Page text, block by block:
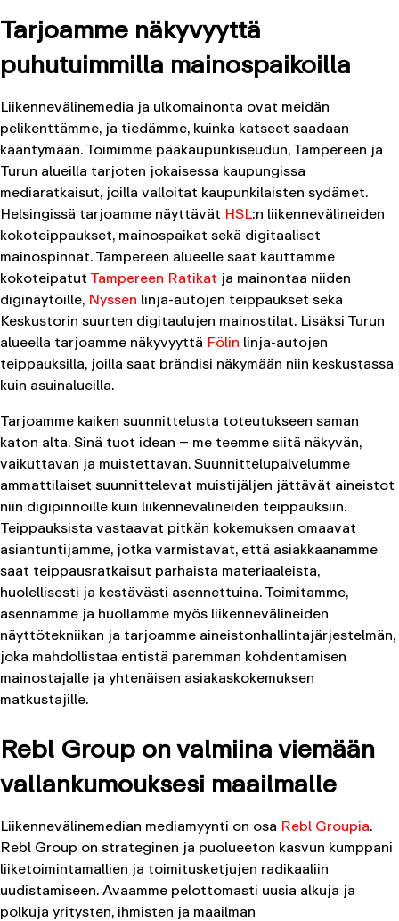
Tarjoamme näkyvyyttä
puhutuimmilla mainospaikoilla
Liikennevälinemedia ja ulkomainonta ovat meidän
pelikenttämme, ja tiedämme, kuinka katseet saadaan
kääntymään. Toimimme pääkaupunkiseudun, Tampereen ja
Turun alueilla tarjoten jokaisessa kaupungissa
mediaratkaisut, joilla valloitat kaupunkilaisten sydämet.
Helsingissä tarjoamme näyttävät HSL:n liikennevälineiden
kokoteippaukset, mainospaikat sekä digitaaliset
mainospinnat. Tampereen alueelle saat kauttamme
kokoteipatut Tampereen Ratikat ja mainontaa niiden
diginäytöille, Nyssen linja-autojen teippaukset sekä
Keskustorin suurten digitaulujen mainostilat. Lisäksi Turun
alueella tarjoamme näkyvyyttä Fölin linja-autojen
teippauksilla, joilla saat brändisi näkymään niin keskustassa
kuin asuinalueilla.
Tarjoamme kaiken suunnittelusta toteutukseen saman
katon alta. Sinä tuot idean – me teemme siitä näkyvän,
vaikuttavan ja muistettavan. Suunnittelupalvelumme
ammattilaiset suunnittelevat muistijäljen jättävät aineistot
niin digipinnoille kuin liikennevälineiden teippauksiin.
Teippauksista vastaavat pitkän kokemuksen omaavat
asiantuntijamme, jotka varmistavat, että asiakkaanamme
saat teippausratkaisut parhaista materiaaleista,
huolellisesti ja kestävästi asennettuina. Toimitamme,
asennamme ja huollamme myös liikennevälineiden
näyttötekniikan ja tarjoamme aineistonhallintajärjestelmän,
joka mahdollistaa entistä paremman kohdentamisen
mainostajalle ja yhtenäisen asiakaskokemuksen
matkustajille.
Rebl Group on valmiina viemään
vallankumouksesi maailmalle
Liikennevälinemedian mediamyynti on osa Rebl Groupia.
Rebl Group on strateginen ja puolueeton kasvun kumppani
liiketoimintamallien ja toimitusketjujen radikaaliin
uudistamiseen. Avaamme pelottomasti uusia alkuja ja
polkuja yritysten, ihmisten ja maailman